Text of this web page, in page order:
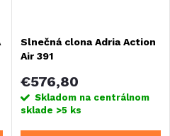
Slnečná clona Adria Action
Air 391
€576,80
Skladom na centrálnom
sklade >5 ks